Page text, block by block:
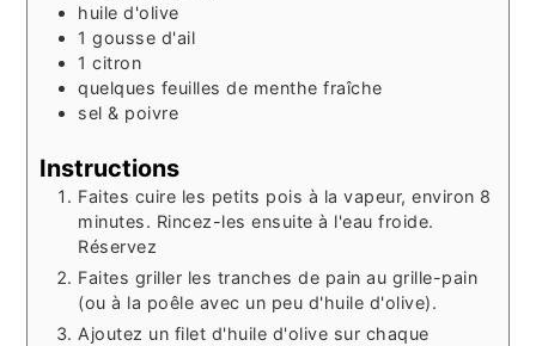
huile d'olive
1 gousse d'ail
1 citron
quelques feuilles de menthe fraîche
sel & poivre
Instructions
Faites cuire les petits pois à la vapeur, environ 8
minutes. Rincez-les ensuite à l'eau froide.
Réservez
Faites griller les tranches de pain au grille-pain
(ou à la poêle avec un peu d'huile d'olive).
Ajoutez un filet d'huile d'olive sur chaque